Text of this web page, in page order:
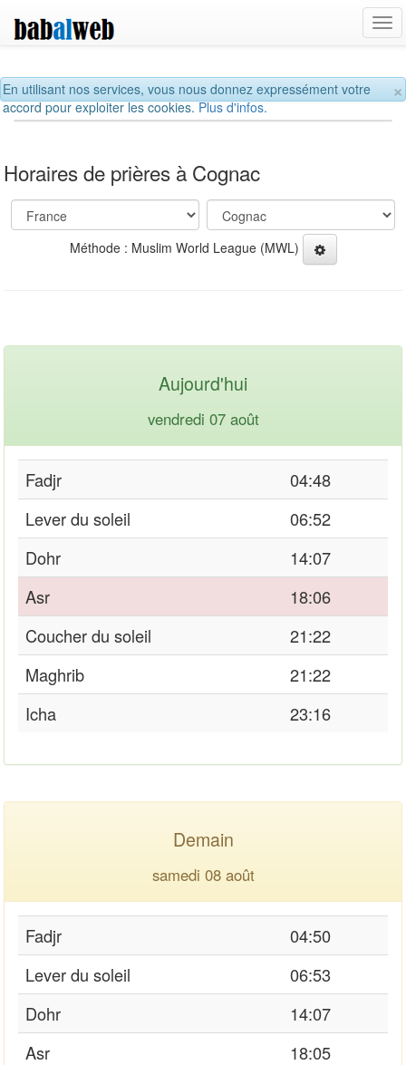
×
En utilisant nos services, vous nous donnez expressément votre
accord pour exploiter les cookies.Plus d'infos.
Horaires de prières à Cognac
Méthode : Muslim World League (MWL)
Aujourd'hui
vendredi 07 août
Fadjr
04:48
Lever du soleil
06:52
Dohr
14:07
Asr
18:06
Coucher du soleil
21:22
Maghrib
21:22
Icha
23:16
Demain
samedi 08 août
Fadjr
04:50
Lever du soleil
06:53
Dohr
14:07
Asr
18:05